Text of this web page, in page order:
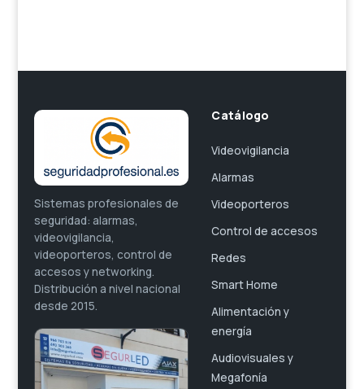
Sistemas profesionales de
seguridad: alarmas,
videovigilancia,
videoporteros, control de
accesos y networking.
Distribución a nivel nacional
desde 2015.
Catálogo
Videovigilancia
Alarmas
Videoporteros
Control de accesos
Redes
Smart Home
Alimentación y
energía
Audiovisuales y
Megafonía